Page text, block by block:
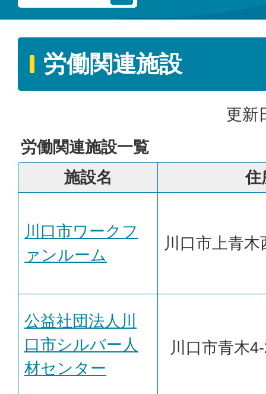
労働関連施設
更新
労働関連施設一覧
施設名
住
川口市ワークフ
ァンルーム
川口市上青木
公益社団法人川
口市シルバー人
材センター
川口市青木